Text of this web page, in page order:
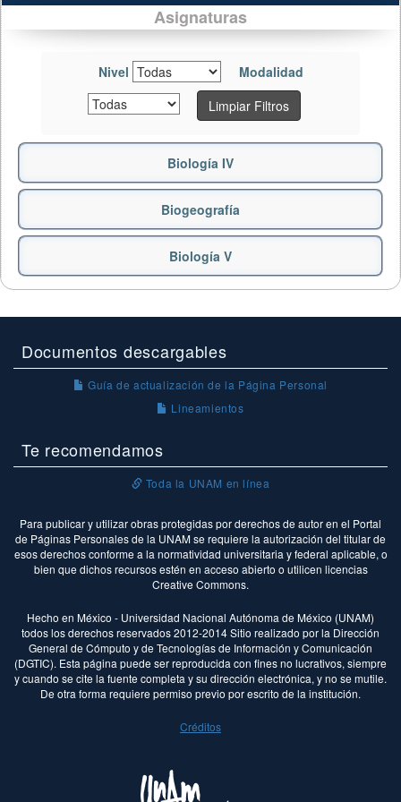
Asignaturas
Nivel
Modalidad
Limpiar Filtros
Biología IV
Biogeografía
Biología V
Documentos descargables
Guía de actualización de la Página Personal
Lineamientos
Te recomendamos
Toda la UNAM en línea
Para publicar y utilizar obras protegidas por derechos de autor en el Portal
de Páginas Personales de la UNAM se requiere la autorización del titular de
esos derechos conforme a la normatividad universitaria y federal aplicable, o
bien que dichos recursos estén en acceso abierto o utilicen licencias
Creative Commons.
Hecho en México - Universidad Nacional Autónoma de México (UNAM)
todos los derechos reservados 2012-2014 Sitio realizado por la Dirección
General de Cómputo y de Tecnologías de Información y Comunicación
(DGTIC). Esta página puede ser reproducida con fines no lucrativos, siempre
y cuando se cite la fuente completa y su dirección electrónica, y no se mutile.
De otra forma requiere permiso previo por escrito de la institución.
Créditos